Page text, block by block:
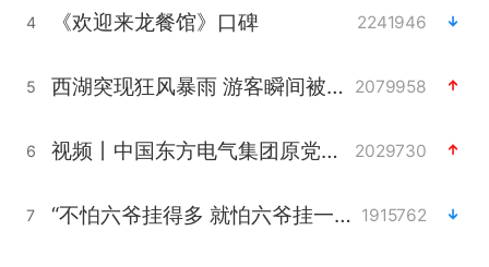
4 《欢迎来龙餐馆》口碑 2241946
5 西湖突现狂风暴雨 游客瞬间被浇透 2079958
6 视频丨中国东方电气集团原党组副书记、董事宋致远被查 2029730
7 “不怕六爷挂得多 就怕六爷挂一颗” 1915762